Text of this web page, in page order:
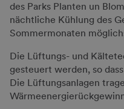
des Parks Planten un
nächtliche Kühlung des
Sommermonaten
Die Lüftungs- und
gesteuert werden, so
Die Lüftungsanlagen